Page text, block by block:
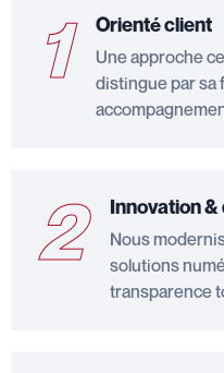
1 Orienté client
Une approche
distingue par sa
2 Innovation
Nous
solutions
transparence